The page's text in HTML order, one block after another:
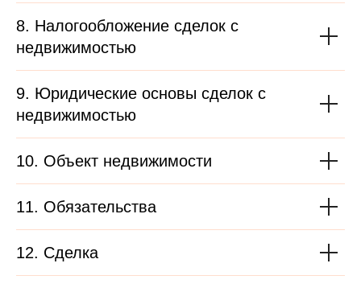
8. Налогообложение сделок с
недвижимостью
9. Юридические основы сделок с
недвижимостью
10. Объект недвижимости
11. Обязательства
12. Сделка